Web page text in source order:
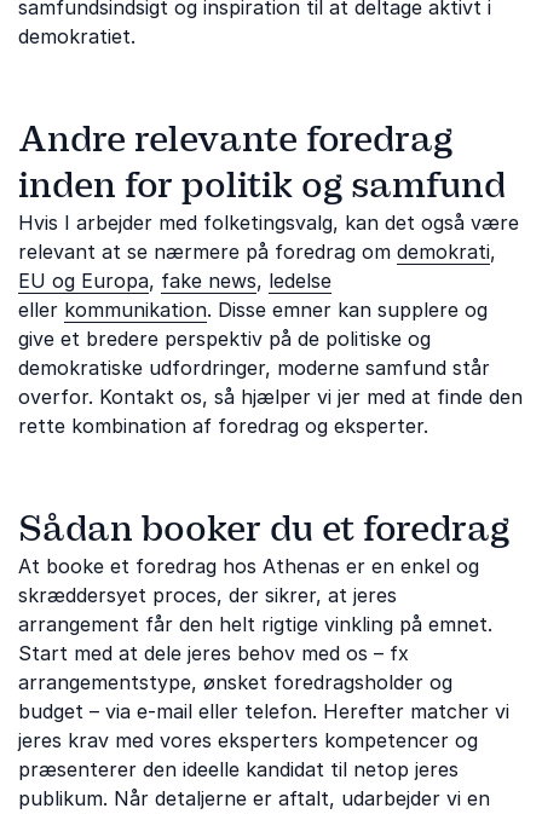
samfundsindsigt og inspiration til at deltage aktivt i
demokratiet.
Andre relevante foredrag
inden for politik og samfund
Hvis I arbejder med folketingsvalg, kan det også være
relevant at se nærmere på foredrag om demokrati,
EU og Europa, fake news, ledelse
eller kommunikation. Disse emner kan supplere og
give et bredere perspektiv på de politiske og
demokratiske udfordringer, moderne samfund står
overfor. Kontakt os, så hjælper vi jer med at finde den
rette kombination af foredrag og eksperter.
Sådan booker du et foredrag
At booke et foredrag hos Athenas er en enkel og
skræddersyet proces, der sikrer, at jeres
arrangement får den helt rigtige vinkling på emnet.
Start med at dele jeres behov med os – fx
arrangementstype, ønsket foredragsholder og
budget – via e-mail eller telefon. Herefter matcher vi
jeres krav med vores eksperters kompetencer og
præsenterer den ideelle kandidat til netop jeres
publikum. Når detaljerne er aftalt, udarbejder vi en